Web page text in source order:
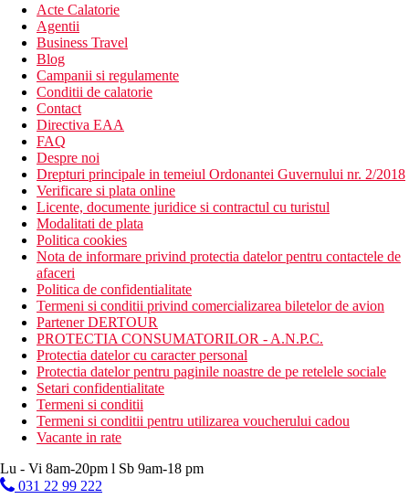
Acte Calatorie
Agentii
Business Travel
Blog
Campanii si regulamente
Conditii de calatorie
Contact
Directiva EAA
FAQ
Despre noi
Drepturi principale in temeiul Ordonantei Guvernului nr. 2/2018
Verificare si plata online
Licente, documente juridice si contractul cu turistul
Modalitati de plata
Politica cookies
Nota de informare privind protectia datelor pentru contactele de
afaceri
Politica de confidentialitate
Termeni si conditii privind comercializarea biletelor de avion
Partener DERTOUR
PROTECTIA CONSUMATORILOR - A.N.P.C.
Protectia datelor cu caracter personal
Protectia datelor pentru paginile noastre de pe retelele sociale
Setari confidentialitate
Termeni si conditii
Termeni si conditii pentru utilizarea voucherului cadou
Vacante in rate
Lu - Vi 8am-20pm l Sb 9am-18 pm
031 22 99 222